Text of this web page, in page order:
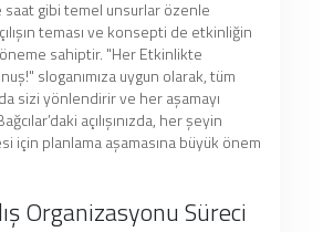
gibi temel unsurlar özenle
teması ve konsepti de etkinliğin
öneme sahiptir. "Her Etkinlikte
sloganımıza uygun olarak, tüm
sizi yönlendirir ve her aşamayı
açılışınızda, her şeyin
için planlama aşamasına büyük önem
Organizasyonu Süreci